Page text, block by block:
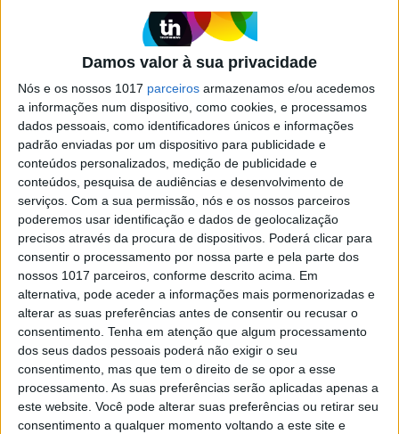
Damos valor à sua privacidade
Nós e os nossos 1017 parceiros armazenamos e/ou acedemos
a informações num dispositivo, como cookies, e processamos
dados pessoais, como identificadores únicos e informações
padrão enviadas por um dispositivo para publicidade e
conteúdos personalizados, medição de publicidade e
conteúdos, pesquisa de audiências e desenvolvimento de
serviços. Com a sua permissão, nós e os nossos parceiros
poderemos usar identificação e dados de geolocalização
precisos através da procura de dispositivos. Poderá clicar para
consentir o processamento por nossa parte e pela parte dos
nossos 1017 parceiros, conforme descrito acima. Em
alternativa, pode aceder a informações mais pormenorizadas e
alterar as suas preferências antes de consentir ou recusar o
consentimento. Tenha em atenção que algum processamento
dos seus dados pessoais poderá não exigir o seu
consentimento, mas que tem o direito de se opor a esse
processamento. As suas preferências serão aplicadas apenas a
este website. Você pode alterar suas preferências ou retirar seu
consentimento a qualquer momento voltando a este site e
POLÍTICA
Costa espera pelo Ministério
Público para pedir inspeção à
reconstrução de Pedrógão
Primeiro-ministro, em resposta a Assunção
Cristas, diz que o fundo do Estado só financiou as
obras em 24 habitações. No entanto, o Revita
custeou 56 intervenções em imóveis. CDS toma
nota de que o líder do Executivo "prefere
desvalorizar o assunto"